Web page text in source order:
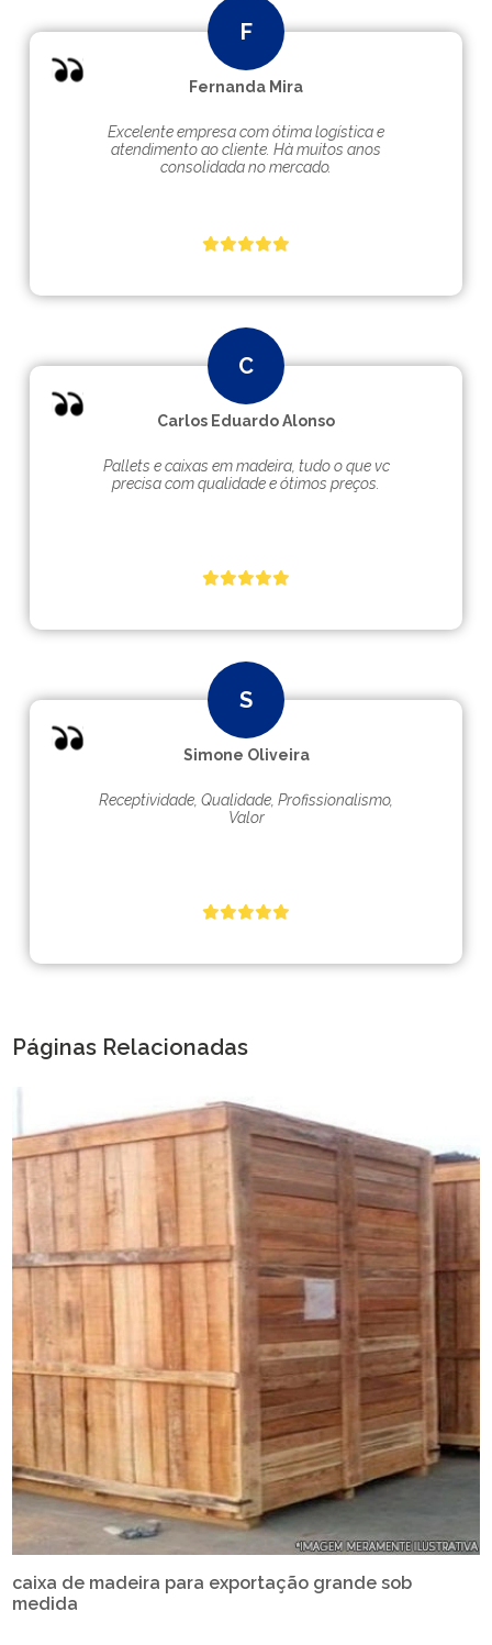
Fernanda Mira
Excelente empresa com ótima logística e
atendimento ao cliente. Hà muitos anos
consolidada no mercado.
Carlos Eduardo Alonso
Pallets e caixas em madeira, tudo o que vc
precisa com qualidade e ótimos preços.
Simone Oliveira
Receptividade, Qualidade, Profissionalismo,
Valor
Páginas Relacionadas
caixa de madeira para exportação grande sob
medida